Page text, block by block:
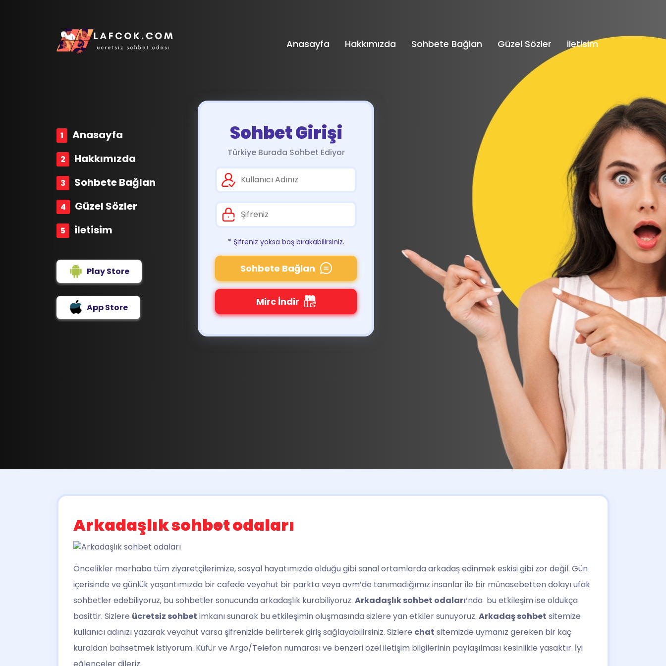
Anasayfa Hakkımızda Sohbete Bağlan Güzel Sözler iletisim
Anasayfa
Hakkımızda
Sohbete Bağlan
Güzel Sözler
iletisim
Play Store
App Store
Sohbet Girişi
Türkiye Burada Sohbet Ediyor
* Şifreniz yoksa boş bırakabilirsiniz.
Sohbete Bağlan
Mirc İndir
Arkadaşlık sohbet odaları
Öncelikler merhaba tüm ziyaretçilerimize, sosyal hayatımızda olduğu gibi sanal ortamlarda arkadaş edinmek eskisi gibi zor değil. Gün
içerisinde ve günlük yaşantımızda bir cafede veyahut bir parkta veya avm’de tanımadığımız insanlar ile bir münasebetten dolayı ufak
sohbetler edebiliyoruz, bu sohbetler sonucunda arkadaşlık kurabiliyoruz. Arkadaşlık sohbet odaları‘nda bu etkileşim ise oldukça
basittir. Sizlere ücretsiz sohbet imkanı sunarak bu etkileşimin oluşmasında sizlere yan etkiler sunuyoruz. Arkadaş sohbet sitemize
kullanıcı adınızı yazarak veyahut varsa şifrenizide belirterek giriş sağlayabilirsiniz. Sizlere chat sitemizde uymanız gereken bir kaç
kuraldan bahsetmek istiyorum. Küfür ve Argo/Telefon numarası ve benzeri özel iletişim bilgilerinin paylaşılması kesinlikle yasaktır. İyi